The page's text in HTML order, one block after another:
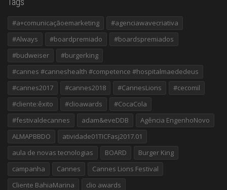
#a+comunicaçãoemarketing
#agenciawavecriativa
#Always
#boardpremiado
#boardspremiados
#budweiser
#burgerking
#cannes #canneshealth #competence #hospitalmaededeus
#cannes2017
#cannes2018 #CannesLions
#cecomil
#cliente:êxito
#clioawards
#CocaCola
#festivaldecannes
adam&eveDDB
Agência EngenhoNovo
ALMAPBBDO
atividade01TICFasj2017.01
aula de novas tecnologias
BOARD
Burger King
campanha
Cannes
Cannes Lions Festival
Cliente BahiaMarina
clio awards